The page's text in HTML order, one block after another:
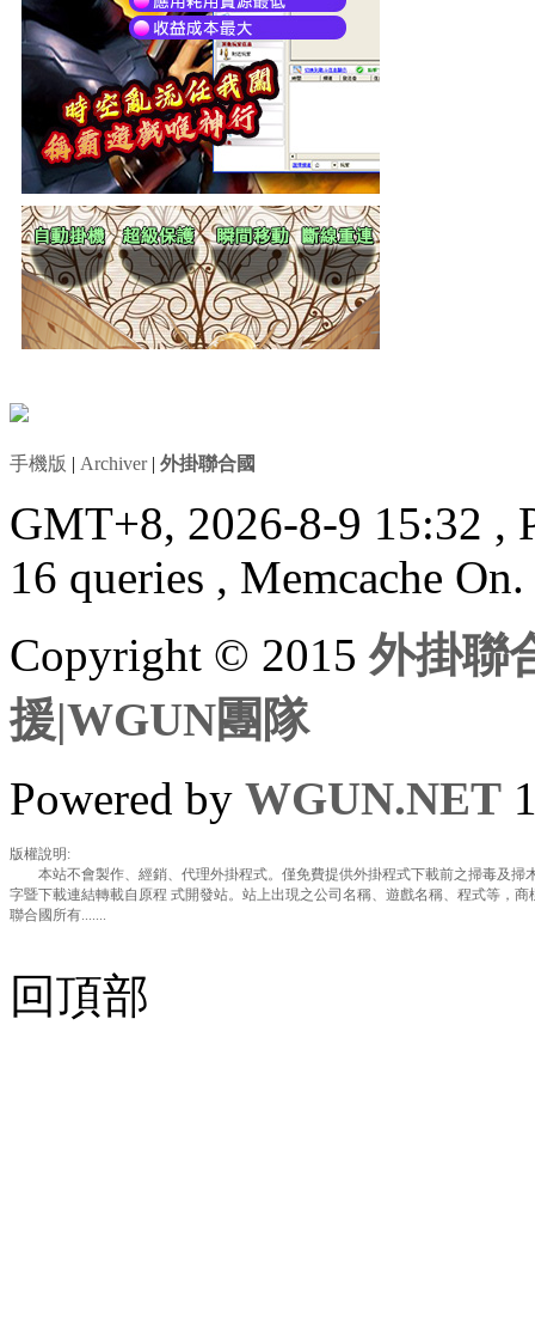
手機版 | Archiver| 外掛聯合國
GMT+8, 2026-8-9 15:32 ,
16 queries , Memcache On.
Copyright © 2015外掛聯
援|WGUN團隊
Powered by WGUN.NET
版權說明:
本站不會製作、經銷、代理外掛程式。僅免費提供外掛程式下載前之掃毒及掃
字暨下載連結轉載自原程 式開發站。站上出現之公司名稱、遊戲名稱、程式等，
聯合國所有.......
回頂部